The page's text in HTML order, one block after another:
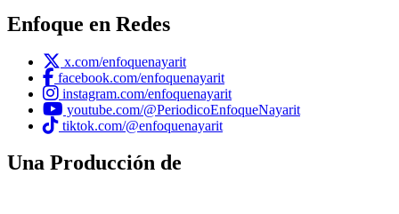
Enfoque en Redes
x.com/enfoquenayarit
facebook.com/enfoquenayarit
instagram.com/enfoquenayarit
youtube.com/@PeriodicoEnfoqueNayarit
tiktok.com/@enfoquenayarit
Una Producción de